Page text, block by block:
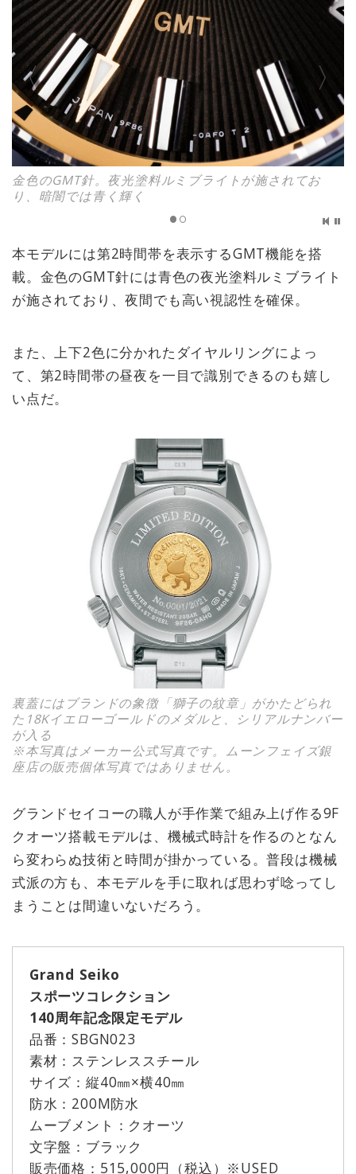
金色のGMT針。夜光塗料ルミブライトが施されてお
り、暗闇では青く輝く
本モデルには第2時間帯を表示するGMT機能を搭
載。金色のGMT針には青色の夜光塗料ルミブライト
が施されており、夜間でも高い視認性を確保。
また、上下2色に分かれたダイヤルリングによっ
て、第2時間帯の昼夜を一目で識別できるのも嬉し
い点だ。
裏蓋にはブランドの象徴「獅子の紋章」がかたどられ
た18Kイエローゴールドのメダルと、シリアルナンバー
が入る
※本写真はメーカー公式写真です。ムーンフェイズ銀
座店の販売個体写真ではありません。
グランドセイコーの職人が手作業で組み上げ作る9F
クオーツ搭載モデルは、機械式時計を作るのとなん
ら変わらぬ技術と時間が掛かっている。普段は機械
式派の方も、本モデルを手に取れば思わず唸ってし
まうことは間違いないだろう。
Grand Seiko
スポーツコレクション
140周年記念限定モデル
品番：SBGN023
素材：ステンレススチール
サイズ：縦40㎜×横40㎜
防水：200M防水
ムーブメント：クオーツ
文字盤：ブラック
販売価格：515,000円（税込）※USED